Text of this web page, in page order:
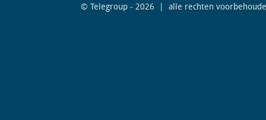
© Telegroup - 2026 | alle rechten